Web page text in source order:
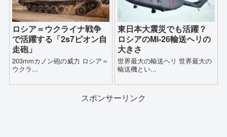
ロシア＝ウクライナ戦争
で活躍する「2s7ピオン自
走砲」
203mmカノン砲の威力 ロシア＝
ウクラ...
東日本大震災でも活躍？
ロシアのMi-26輸送ヘリの
大きさ
世界最大の輸送ヘリ 世界最大の
輸送機とい...
スポンサーリンク